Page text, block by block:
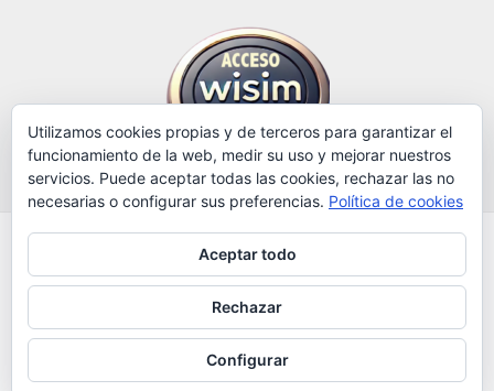
Copyright © 2026 WiSIM Spain M2M/IoT Todos los derechos
reservados.
Utilizamos cookies propias y de terceros para garantizar el
funcionamiento de la web, medir su uso y mejorar nuestros
servicios. Puede aceptar todas las cookies, rechazar las no
necesarias o configurar sus preferencias. Política de cookies
Aceptar todo
Rechazar
Configurar